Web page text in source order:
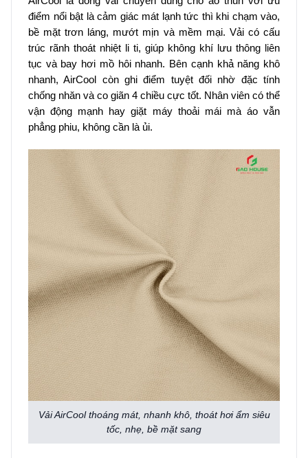
điểm nổi bật là cảm giác mát lạnh tức thì khi chạm vào,
bề mặt trơn láng, mướt mịn và mềm mại. Vải có cấu
trúc rãnh thoát nhiệt li ti, giúp không khí lưu thông liên
tục và bay hơi mồ hôi nhanh. Bên cạnh khả năng khô
nhanh, AirCool còn ghi điểm tuyệt đối nhờ đặc tính
chống nhăn và co giãn 4 chiều cực tốt. Nhân viên có thể
vận động mạnh hay giặt máy thoải mái mà áo vẫn
phẳng phiu, không cần là ủi.
Vải AirCool thoáng mát, nhanh khô, thoát hơi ẩm siêu
tốc, nhẹ, bề mặt sang